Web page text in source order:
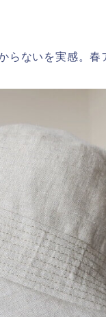
らないを実感。春